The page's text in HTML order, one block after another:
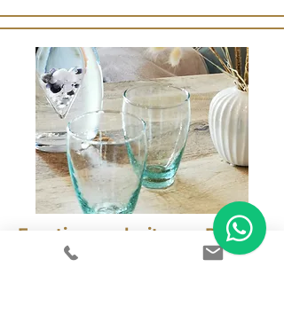
Emotionscodesitzung Paket
5 Sitzungen